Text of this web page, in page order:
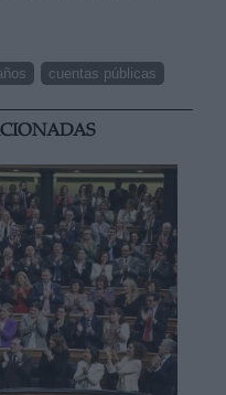
cuentas públicas